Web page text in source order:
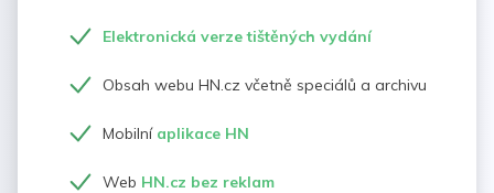
Elektronická verze tištěných vydání
Obsah webu HN.cz včetně speciálů a archivu
Mobilní aplikace HN
Web HN.cz bez reklam